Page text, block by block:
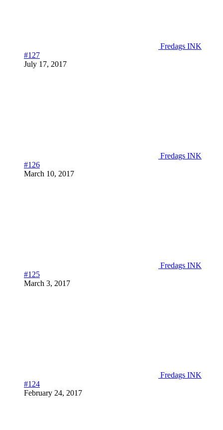
Fredags INK
#127
July 17, 2017
Fredags INK
#126
March 10, 2017
Fredags INK
#125
March 3, 2017
Fredags INK
#124
February 24, 2017